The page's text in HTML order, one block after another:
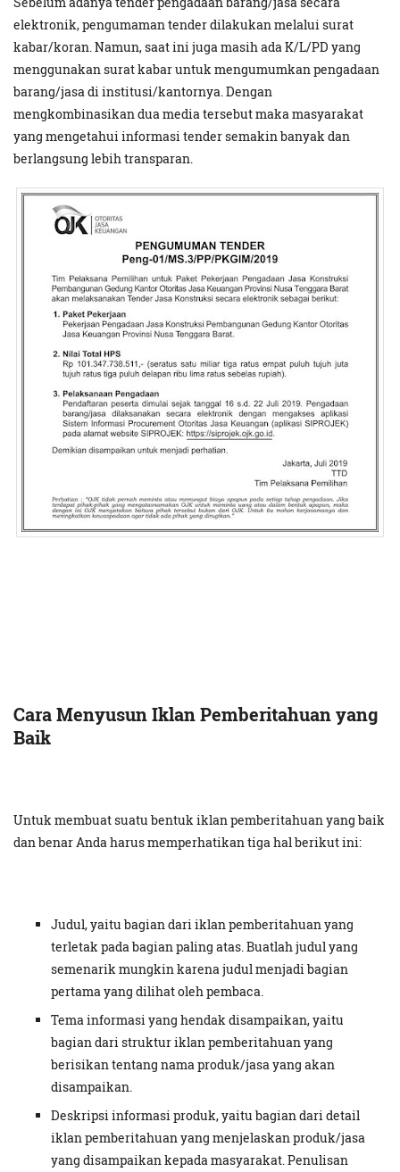
elektronik, pengumaman tender dilakukan melalui surat
kabar/koran. Namun, saat ini juga masih ada K/L/PD yang
menggunakan surat kabar untuk mengumumkan pengadaan
barang/jasa di institusi/kantornya. Dengan
mengkombinasikan dua media tersebut maka masyarakat
yang mengetahui informasi tender semakin banyak dan
berlangsung lebih transparan.
Cara Menyusun Iklan Pemberitahuan yang
Baik
Untuk membuat suatu bentuk iklan pemberitahuan yang baik
dan benar Anda harus memperhatikan tiga hal berikut ini:
Judul, yaitu bagian dari iklan pemberitahuan yang
terletak pada bagian paling atas. Buatlah judul yang
semenarik mungkin karena judul menjadi bagian
pertama yang dilihat oleh pembaca.
Tema informasi yang hendak disampaikan, yaitu
bagian dari struktur iklan pemberitahuan yang
berisikan tentang nama produk/jasa yang akan
disampaikan.
Deskripsi informasi produk, yaitu bagian dari detail
iklan pemberitahuan yang menjelaskan produk/jasa
yang disampaikan kepada masyarakat. Penulisan